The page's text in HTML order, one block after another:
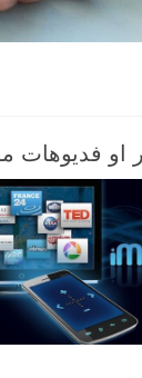
فديوهات